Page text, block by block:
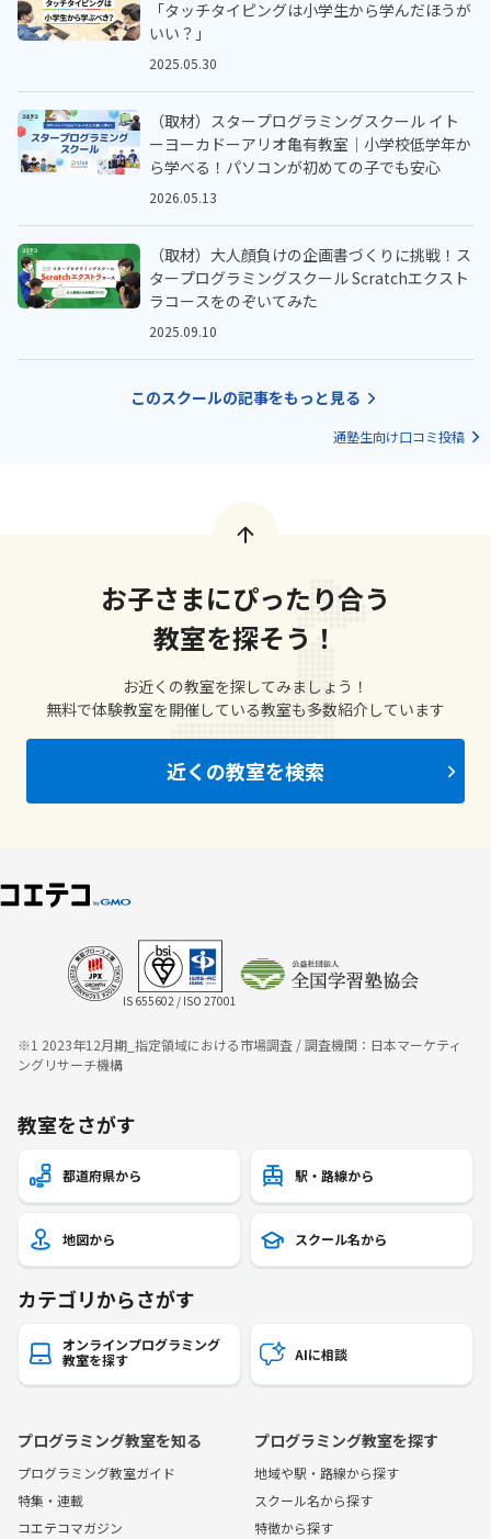
「タッチタイピングは小学生から学んだほうが
いい？」
2025.05.30
（取材）スタープログラミングスクール イト
ーヨーカドーアリオ亀有教室｜小学校低学年か
ら学べる！パソコンが初めての子でも安心
2026.05.13
（取材）大人顔負けの企画書づくりに挑戦！ス
タープログラミングスクール Scratchエクスト
ラコースをのぞいてみた
2025.09.10
このスクールの記事をもっと見る
通塾生向け口コミ投稿
お子さまにぴったり合う
教室を探そう！
お近くの教室を探してみましょう！
無料で体験教室を開催している教室も多数紹介しています
近くの教室を検索
IS 655602 / ISO 27001
※1 2023年12月期_指定領域における市場調査 / 調査機関：日本マーケティ
ングリサーチ機構
教室をさがす
都道府県から 駅・路線から
地図から スクール名から
カテゴリからさがす
オンラインプログラミング
教室を探す
AIに相談
プログラミング教室を知る
プログラミング教室ガイド
特集・連載
コエテコマガジン
プログラミング教室を探す
地域や駅・路線から探す
スクール名から探す
特徴から探す